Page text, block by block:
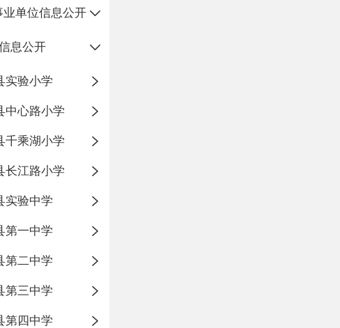
业单位信息公开
息公开
实验小学
中心路小学
千乘湖小学
长江路小学
实验中学
第一中学
第二中学
第三中学
第四中学